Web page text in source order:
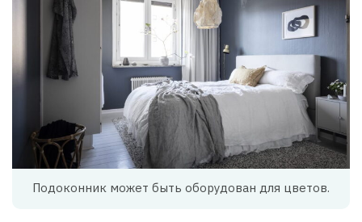
Подоконник может быть оборудован для цветов.